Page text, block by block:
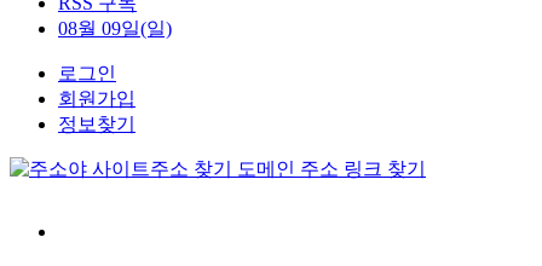
08월 09일(일)
로그인
회원가입
정보찾기